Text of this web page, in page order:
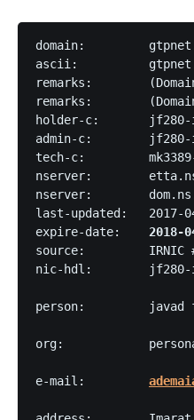
domain:		gtpnet.ir
ascii:		gtpnet.ir
remarks:	(Domain Holder) javad fooladdadi
remarks:	(Domain Holder Address) Imarat hashtom, apartemanhaye emarat hashtom, golbahar, khorasan razavi, IR
holder-c:	jf280-irnic
admin-c:	jf280-irnic
tech-c:		mk3389-irnic
nserver:	etta.ns.cloudflare.com
nserver:	dom.ns.cloudflare.com
last-updated:	2017-04-19
2018-
nic-hdl:
person:
org: